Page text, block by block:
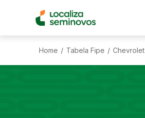
Home / Tabela Fipe / Chevrolet